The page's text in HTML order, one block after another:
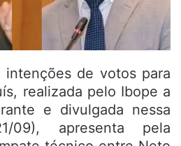
intenções de votos para
realizada pelo Ibope a
e divulgada nessa
09), apresenta pela